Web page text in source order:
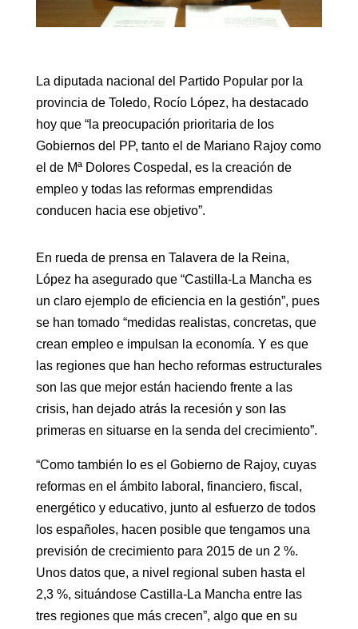
La diputada nacional del Partido Popular por la
provincia de Toledo, Rocío López, ha destacado
hoy que “la preocupación prioritaria de los
Gobiernos del PP, tanto el de Mariano Rajoy como
el de Mª Dolores Cospedal, es la creación de
empleo y todas las reformas emprendidas
conducen hacia ese objetivo”.
En rueda de prensa en Talavera de la Reina,
López ha asegurado que “Castilla-La Mancha es
un claro ejemplo de eficiencia en la gestión”, pues
se han tomado “medidas realistas, concretas, que
crean empleo e impulsan la economía. Y es que
las regiones que han hecho reformas estructurales
son las que mejor están haciendo frente a las
crisis, han dejado atrás la recesión y son las
primeras en situarse en la senda del crecimiento”.
“Como también lo es el Gobierno de Rajoy, cuyas
reformas en el ámbito laboral, financiero, fiscal,
energético y educativo, junto al esfuerzo de todos
los españoles, hacen posible que tengamos una
previsión de crecimiento para 2015 de un 2 %.
Unos datos que, a nivel regional suben hasta el
2,3 %, situándose Castilla-La Mancha entre las
tres regiones que más crecen”, algo que en su